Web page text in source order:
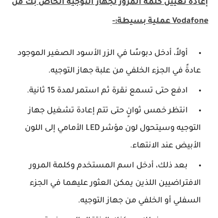
إعادة تعيين كلمة المرور لجهاز التوجيه الخاص بك من
Vodafone عملية بسيطة:-
أولاً، أدخل دبوسًا في الزر الأسود الصغير الموجود
عادةً في الجزء الخلفي من علبة جهاز التوجيه.
ادفع حتى تسمع نقرة ثم استمر لمدة 15 ثانية.
انتظر خمس ثوانٍ حتى تتم إعادة تشغيل جهاز
التوجيه وسيتحول لون مؤشر LED الأمامي إلى اللون
الأبيض عند الانتهاء.
بعد ذلك، أدخل اسم المستخدم وكلمة المرور
الافتراضيين اللذين يمكن العثور عليهما في الجزء
السفلي أو الخلفي من جهاز التوجيه.